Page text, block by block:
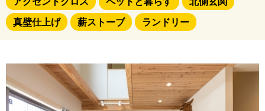
真壁仕上げ
薪ストーブ ランドリー